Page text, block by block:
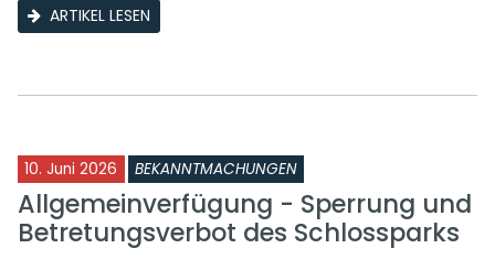
ARTIKEL LESEN
10. Juni 2026 BEKANNTMACHUNGEN
Allgemeinverfügung - Sperrung und
Betretungsverbot des Schlossparks